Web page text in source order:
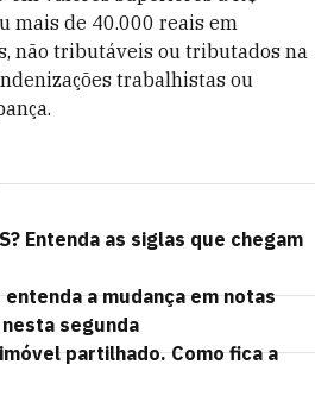
mais de 40.000 reais em
não tributáveis ou tributados na
trabalhistas ou
Entenda as siglas que chegam
a mudança em notas
segunda
partilhado. Como fica a